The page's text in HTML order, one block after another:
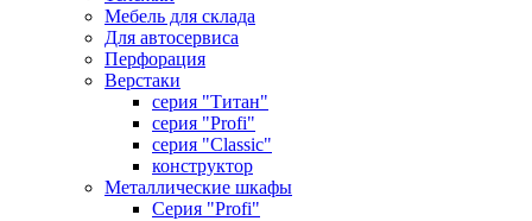
Мебель для склада
Для автосервиса
Перфорация
Верстаки
серия "Титан"
серия "Profi"
серия "Classic"
конструктор
Металлические шкафы
Серия "Profi"